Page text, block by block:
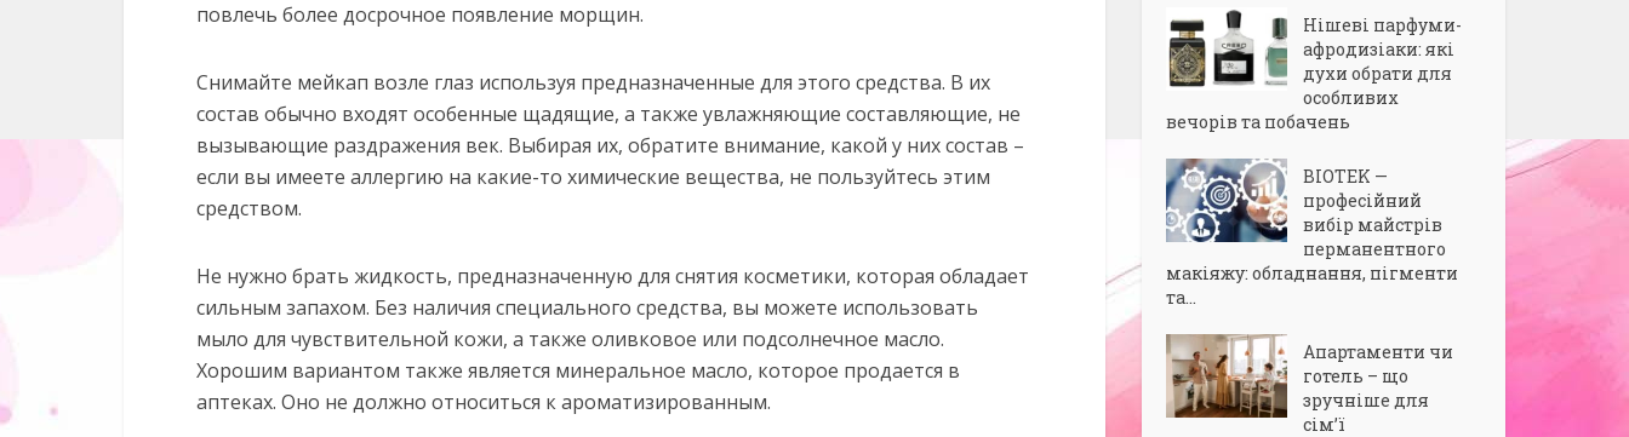
повлечь более досрочное появление морщин.
Снимайте мейкап возле глаз используя предназначенные для этого средства. В их
состав обычно входят особенные щадящие, а также увлажняющие составляющие, не
вызывающие раздражения век. Выбирая их, обратите внимание, какой у них состав –
если вы имеете аллергию на какие-то химические вещества, не пользуйтесь этим
средством.
Не нужно брать жидкость, предназначенную для снятия косметики, которая обладает
сильным запахом. Без наличия специального средства, вы можете использовать
мыло для чувствительной кожи, а также оливковое или подсолнечное масло.
Хорошим вариантом также является минеральное масло, которое продается в
аптеках. Оно не должно относиться к ароматизированным.
Нішеві парфуми-
афродизіаки: які
духи обрати для
особливих
вечорів та побачень
BIOTEK —
професійний
вибір майстрів
перманентного
макіяжу: обладнання, пігменти
та...
Апартаменти чи
готель – що
зручніше для
сім’ї